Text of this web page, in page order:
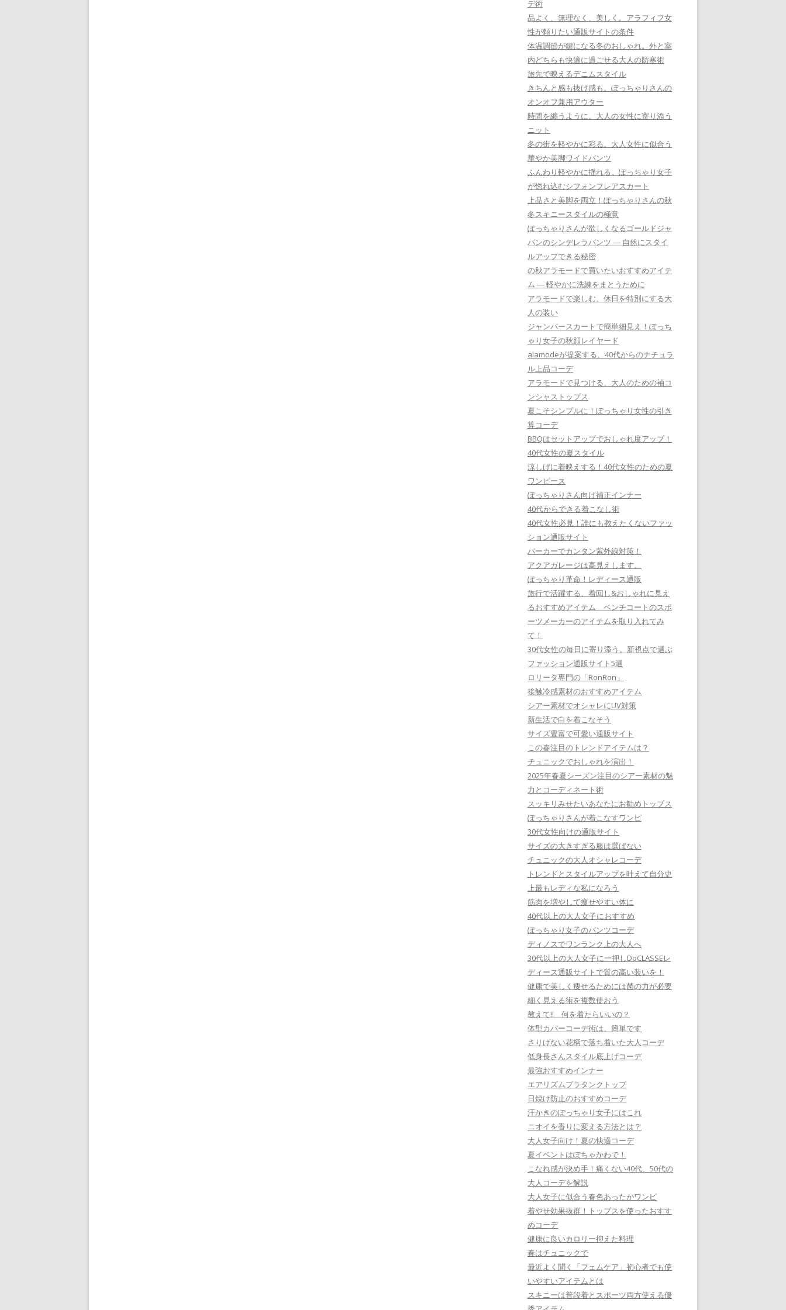
デ術
品よく、無理なく、美しく。アラフィフ女
性が頼りたい通販サイトの条件
体温調節が鍵になる冬のおしゃれ。外と室
内どちらも快適に過ごせる大人の防寒術
旅先で映えるデニムスタイル
きちんと感も抜け感も。ぽっちゃりさんの
オンオフ兼用アウター
時間を纏うように。大人の女性に寄り添う
ニット
冬の街を軽やかに彩る。大人女性に似合う
華やか美脚ワイドパンツ
ふんわり軽やかに揺れる。ぽっちゃり女子
が惚れ込むシフォンフレアスカート
上品さと美脚を両立！ぽっちゃりさんの秋
冬スキニースタイルの極意
ぽっちゃりさんが欲しくなるゴールドジャ
パンのシンデレラパンツ ― 自然にスタイ
ルアップできる秘密
の秋アラモードで買いたいおすすめアイテ
ム ― 軽やかに洗練をまとうために
アラモードで楽しむ、休日を特別にする大
人の装い
ジャンパースカートで簡単細見え！ぽっち
ゃり女子の秋顔レイヤード
alamodeが提案する、40代からのナチュラ
ル上品コーデ
アラモードで見つける、大人のための袖コ
ンシャストップス
夏こそシンプルに！ぽっちゃり女性の引き
算コーデ
BBQはセットアップでおしゃれ度アップ！
40代女性の夏スタイル
涼しげに着映えする！40代女性のための夏
ワンピース
ぽっちゃりさん向け補正インナー
40代からできる着こなし術
40代女性必見！誰にも教えたくないファッ
ション通販サイト
パーカーでカンタン紫外線対策！
アクアガレージは高見えします。
ぽっちゃり革命！レディース通販
旅行で活躍する、着回し&おしゃれに見え
るおすすめアイテム ベンチコートのスポ
ーツメーカーのアイテムを取り入れてみ
て！
30代女性の毎日に寄り添う。新視点で選ぶ
ファッション通販サイト5選
ロリータ専門の「RonRon」
接触冷感素材のおすすめアイテム
シアー素材でオシャレにUV対策
新生活で白を着こなそう
サイズ豊富で可愛い通販サイト
この春注目のトレンドアイテムは？
チュニックでおしゃれを演出！
2025年春夏シーズン注目のシアー素材の魅
力とコーディネート術
スッキリみせたいあなたにお勧めトップス
ぽっちゃりさんが着こなすワンピ
30代女性向けの通販サイト
サイズの大きすぎる服は選ばない
チュニックの大人オシャレコーデ
トレンドとスタイルアップを叶えて自分史
上最もレディな私になろう
筋肉を増やして痩せやすい体に
40代以上の大人女子におすすめ
ぽっちゃり女子のパンツコーデ
ディノスでワンランク上の大人へ
30代以上の大人女子に一押しDoCLASSEレ
ディース通販サイトで質の高い装いを！
健康で美しく痩せるためには菌の力が必要
細く見える術を複数使おう
教えて!! 何を着たらいいの？
体型カバーコーデ術は、簡単です
さりげない花柄で落ち着いた大人コーデ
低身長さんスタイル底上げコーデ
最強おすすめインナー
エアリズムプラタンクトップ
日焼け防止のおすすめコーデ
汗かきのぽっちゃり女子にはこれ
ニオイを香りに変える方法とは？
大人女子向け！夏の快適コーデ
夏イベントはぽちゃかわで！
こなれ感が決め手！痛くない40代、50代の
大人コーデを解説
大人女子に似合う春色あったかワンピ
着やせ効果抜群！トップスを使ったおすす
めコーデ
健康に良いカロリー抑えた料理
春はチュニックで
最近よく聞く「フェムケア」初心者でも使
いやすいアイテムとは
スキニーは普段着とスポーツ両方使える優